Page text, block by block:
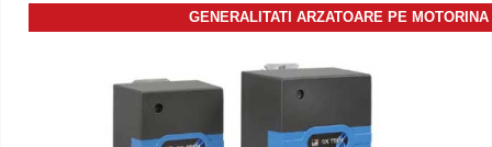
GENERALITATI ARZATOARE PE